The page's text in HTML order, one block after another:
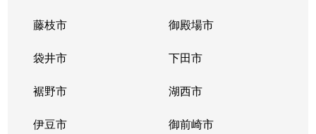
藤枝市 御殿場市
袋井市 下田市
裾野市 湖西市
伊豆市 御前崎市